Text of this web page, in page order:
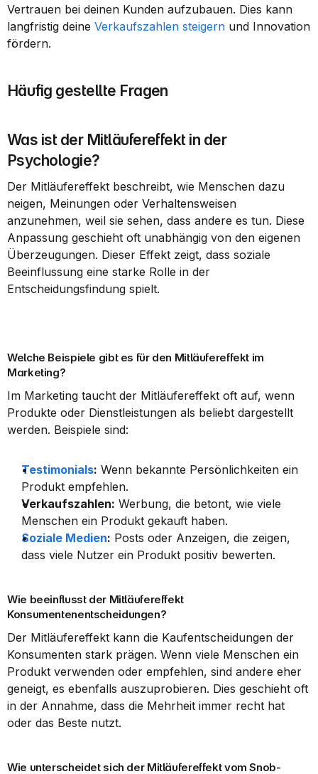
Vertrauen bei deinen Kunden aufzubauen. Dies kann
langfristig deine Verkaufszahlen steigern und Innovation
fördern.
Häufig gestellte Fragen
Was ist der Mitläufereffekt in der
Psychologie?
Der Mitläufereffekt beschreibt, wie Menschen dazu
neigen, Meinungen oder Verhaltensweisen
anzunehmen, weil sie sehen, dass andere es tun. Diese
Anpassung geschieht oft unabhängig von den eigenen
Überzeugungen. Dieser Effekt zeigt, dass soziale
Beeinflussung eine starke Rolle in der
Entscheidungsfindung spielt.
Welche Beispiele gibt es für den Mitläufereffekt im
Marketing?
Im Marketing taucht der Mitläufereffekt oft auf, wenn
Produkte oder Dienstleistungen als beliebt dargestellt
werden. Beispiele sind:
Testimonials: Wenn bekannte Persönlichkeiten ein
Produkt empfehlen.
Verkaufszahlen: Werbung, die betont, wie viele
Menschen ein Produkt gekauft haben.
Soziale Medien: Posts oder Anzeigen, die zeigen,
dass viele Nutzer ein Produkt positiv bewerten.
Wie beeinflusst der Mitläufereffekt
Konsumentenentscheidungen?
Der Mitläufereffekt kann die Kaufentscheidungen der
Konsumenten stark prägen. Wenn viele Menschen ein
Produkt verwenden oder empfehlen, sind andere eher
geneigt, es ebenfalls auszuprobieren. Dies geschieht oft
in der Annahme, dass die Mehrheit immer recht hat
oder das Beste nutzt.
Wie unterscheidet sich der Mitläufereffekt vom Snob-